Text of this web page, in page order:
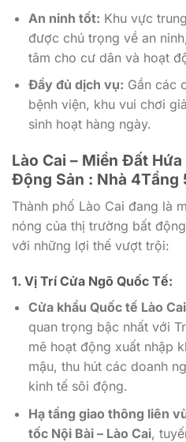
An ninh tốt: Khu vực
được chú trọng về an
tâm cho cư dân và hoạt
Đầy đủ dịch vụ: Gần các
bệnh viện, khu vui chơi
sinh hoạt hàng ngày.
Lào Cai – Miền Đất
Động Sản : Nhà 4Tầng
Thành phố Lào Cai đang là
nóng của thị trường bất
với những lợi thế vượt trội:
1. Vị Trí Cửa Ngõ Quốc Tế:
Cửa khẩu Quốc tế Lào
quan trọng bậc nhất với
mẽ hoạt động xuất nhập
mậu, thu hút các doanh
kinh tế sôi động.
Hạ tầng giao thông liên
tốc Nội Bài – Lào Cai,